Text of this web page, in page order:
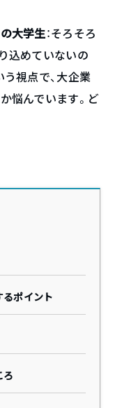
大学生：そろそろ
込めていないの
視点で、大企業
悩んでいます。ど
ポイント
ろ